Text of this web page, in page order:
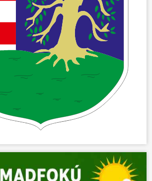
ÖNKORMÁNYZAT
ÜGYINTÉZÉS
KÖZÖSSÉG
HÍREK
VÁLASZTÁSOK